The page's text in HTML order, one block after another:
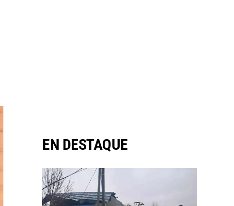
EN DESTAQUE